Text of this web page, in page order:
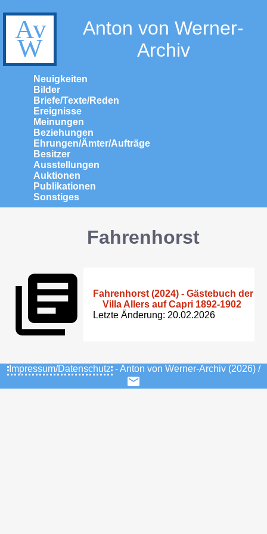
Anton von Werner-
Archiv
Neuigkeiten
Bilder
Briefe/Texte/Reden
Ereignisse
Meinungen
Beziehungen
Ehrungen/Ämter/Aufträge
Besitzer
Ausstellungen
Auktionen
Publikationen
Sonstiges
Fahrenhorst
Fahrenhorst (2024) - Gästebuch der
Villa Allers auf Capri 1892-1902
Letzte Änderung: 20.02.2026
Impressum/Datenschutz - Anton von Werner-Archiv (2026) /